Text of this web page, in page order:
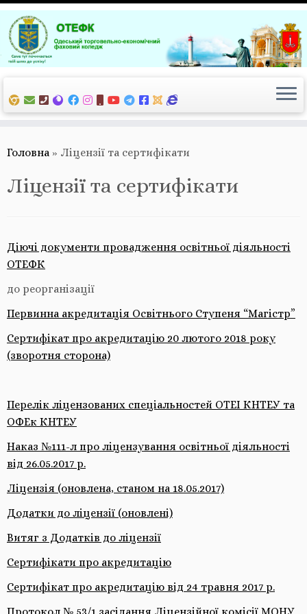
Перейти
до
вмісту
Головна » Ліцензії та сертифікати
Ліцензії та сертифікати
Діючі документи провадження освітньої діяльності
ОТЕФК
до реорганізації
Первинна акредитація Освітнього Ступеня “Магістр”
Сертифікат про акредитацію 20 лютого 2018 року
(зворотня сторона)
Перелік ліцензованих спеціальностей ОТЕІ КНТЕУ та
ОФЕк КНТЕУ
Наказ №111-л про ліцензування освітньої діяльності
від 26.05.2017 р.
Ліцензія (оновлена, станом на 18.05.2017)
Додатки до ліцензії (оновлені)
Витяг з Додатків до ліцензії
Сертифікати про акредитацію
Сертифікат про акредитацію від 24 травня 2017 р.